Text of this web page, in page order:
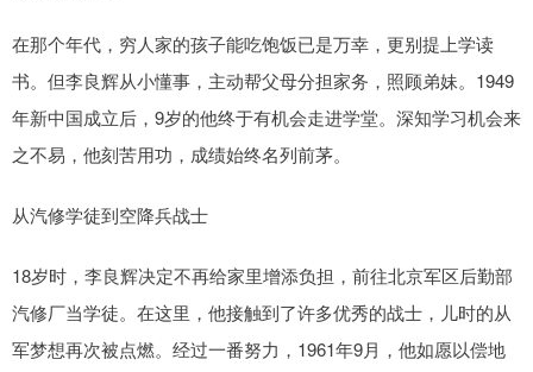
在那个年代，穷人家的孩子能吃饱饭已是万幸，更别提上学读
书。但李良辉从小懂事，主动帮父母分担家务，照顾弟妹。1949
年新中国成立后，9岁的他终于有机会走进学堂。深知学习机会来
之不易，他刻苦用功，成绩始终名列前茅。
从汽修学徒到空降兵战士
18岁时，李良辉决定不再给家里增添负担，前往北京军区后勤部
汽修厂当学徒。在这里，他接触到了许多优秀的战士，儿时的从
军梦想再次被点燃。经过一番努力，1961年9月，他如愿以偿地